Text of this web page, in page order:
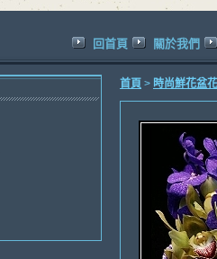
回首頁 關於我們
首頁 > 時尚鮮花盆